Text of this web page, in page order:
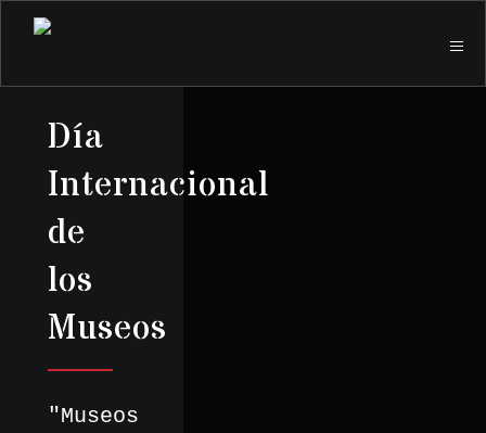
Día
Internacional
de
los
Museos
"Museos